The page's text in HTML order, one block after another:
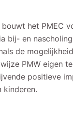
bouwt het PMEC
bij- en
de
PMW eigen
positieve
kinderen.